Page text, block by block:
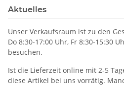
Aktuelles
Unser Verkaufsraum ist zu den
Do 8:30-17:00 Uhr, Fr 8:30-15:30
besuchen.
Ist die Lieferzeit online mit 2-5
diese Artikel bei uns vorrätig.